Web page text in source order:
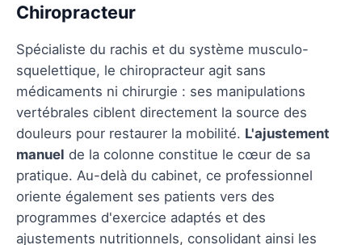
Chiropracteur
Spécialiste du rachis et du système musculo-
squelettique, le chiropracteur agit sans
médicaments ni chirurgie : ses manipulations
vertébrales ciblent directement la source des
douleurs pour restaurer la mobilité. L'ajustement
manuel de la colonne constitue le cœur de sa
pratique. Au-delà du cabinet, ce professionnel
oriente également ses patients vers des
programmes d'exercice adaptés et des
ajustements nutritionnels, consolidant ainsi les